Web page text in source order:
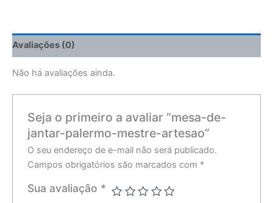
Avaliações (0)
Não há avaliações ainda.
Seja o primeiro a avaliar “mesa-de-
jantar-palermo-mestre-artesao”
O seu endereço de e-mail não será publicado.
Campos obrigatórios são marcados com *
Sua avaliação *